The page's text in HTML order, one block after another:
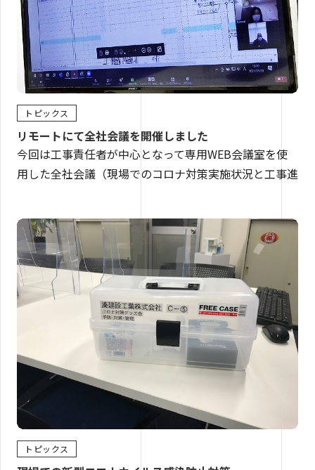
トピックス
リモートにて全社会議を開催しました
今回は工事責任者が中心となって専用WEB会議室を使
用した全社会議（現場でのコロナ対策実施状況と工事進
トピックス